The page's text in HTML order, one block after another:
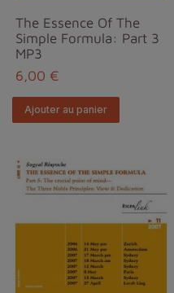
The Essence Of The
Simple Formula: Part 3
MP3
6,00 €
Ajouter au panier